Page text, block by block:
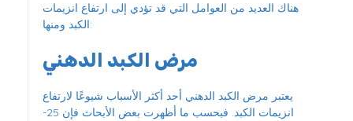
هناك العديد من العوامل التي قد تؤدي إلى ارتفاع انزيمات
الكبد ومنها:
مرض الكبد الدهني
يعتبر مرض الكبد الدهني أحد أكثر الأسباب شيوعًا لارتفاع
انزيمات الكبد. فبحسب ما أظهرت بعض الأبحاث فإن 25-